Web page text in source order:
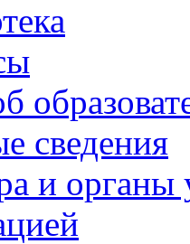
сведения
и органы